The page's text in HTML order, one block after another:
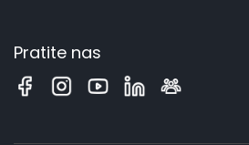
Pratite nas